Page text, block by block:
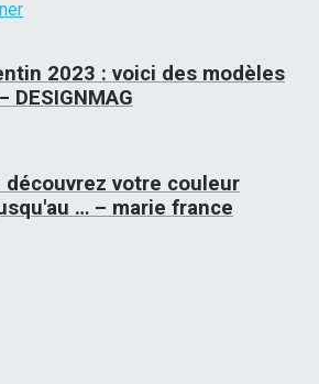
2023 : voici des modèles
votre couleur
… – marie france